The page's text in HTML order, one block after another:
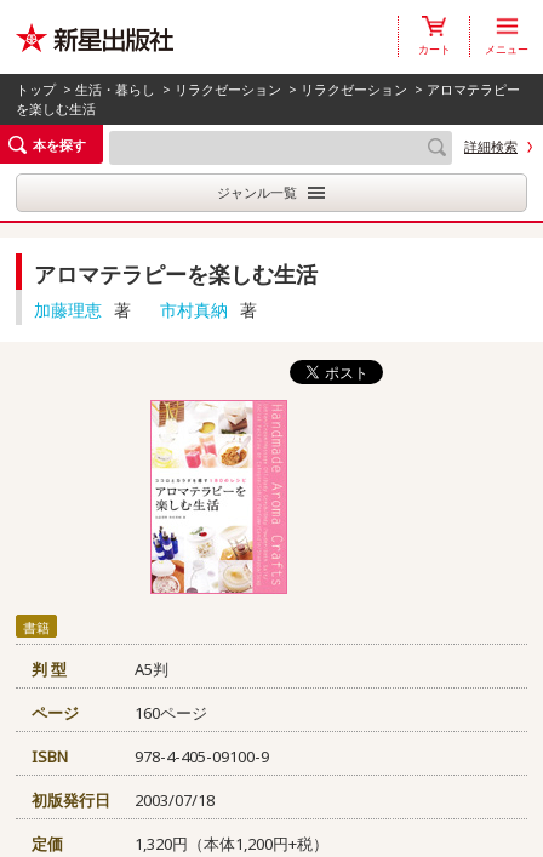
カート メニュー
トップ >生活・暮らし > リラクゼーション > リラクゼーション > アロマテラピー
を楽しむ生活
本を探す
詳細検索
ジャンル一覧
アロマテラピーを楽しむ生活
加藤理恵 著 市村真納 著
書籍
判 型
A5判
ページ
160ページ
ISBN
978-4-405-09100-9
初版発行日
2003/07/18
定価
1,320円（本体1,200円+税）